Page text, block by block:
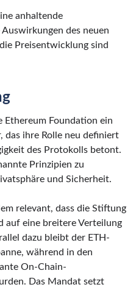
anhaltende
des neuen
Preisentwicklung sind
Ethereum Foundation ein
das ihre Rolle neu definiert
des Protokolls betont.
Prinzipien zu
und Sicherheit.
relevant, dass die Stiftung
auf eine breitere Verteilung
dazu bleibt der ETH-
während in den
On-Chain-
Das Mandat setzt